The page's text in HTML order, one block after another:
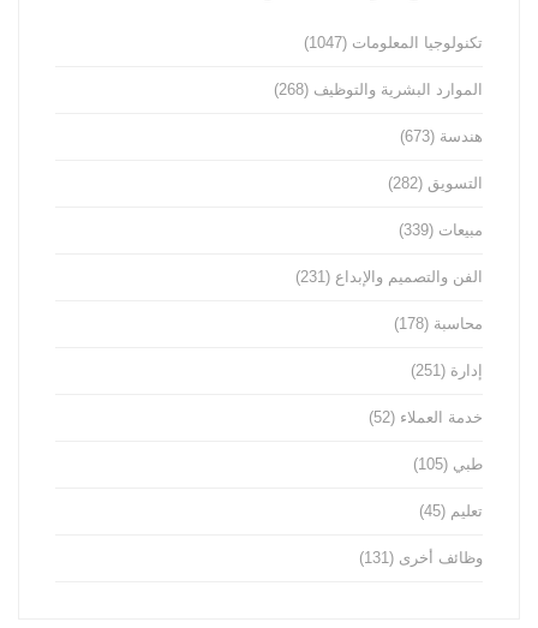
تكنولوجيا المعلومات (1047)
الموارد البشرية والتوظيف (268)
هندسة (673)
التسويق (282)
مبيعات (339)
الفن والتصميم والإبداع (231)
محاسبة (178)
إدارة (251)
خدمة العملاء (52)
طبي (105)
تعليم (45)
وظائف أخرى (131)